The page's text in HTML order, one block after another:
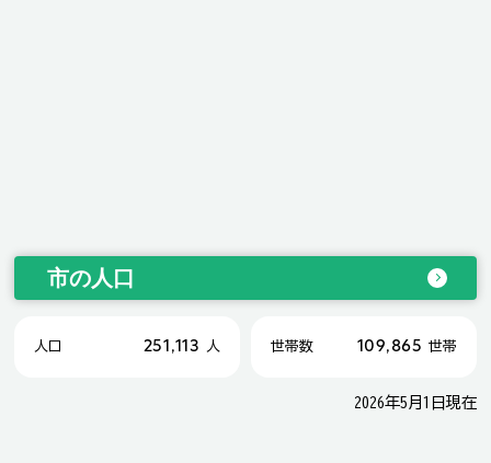
市の人口
人口 251,113 人 世帯数 109,865 世帯
2026年5月1日現在